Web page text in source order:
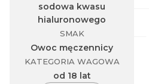
sodowa kwasu
hialuronowego
SMAK
Owoc męczennicy
KATEGORIA WAGOWA
od 18 lat